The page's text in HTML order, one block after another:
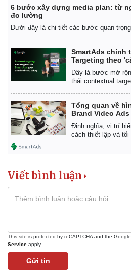
6 bước xây dựng media plan: từ
đo lường
Dưới đây là chi tiết các bước quan
SmartAds chính
Targeting theo
Đây là bước mở
thái contextual
Tổng quan về
Brand Video
Định nghĩa, vị trí
cách thiết lập và tối
Viết bình luận
This site is protected by reCAPTCHA and the Google
Service apply.
Gửi tin